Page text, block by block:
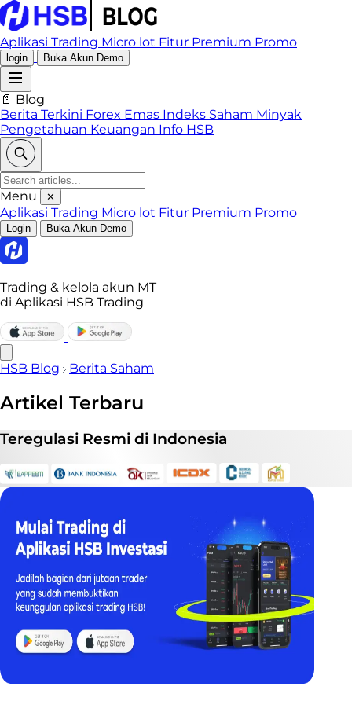
Aplikasi Trading Micro lot Fitur Premium Promo
login Buka Akun Demo
📄 Blog
Berita Terkini Forex Emas Indeks Saham Minyak
Pengetahuan Keuangan Info HSB
Menu ✕
Aplikasi Trading Micro lot Fitur Premium Promo
Login Buka Akun Demo
Trading & kelola akun MT
di Aplikasi HSB Trading
HSB Blog Berita Saham
Artikel Terbaru
Teregulasi Resmi di Indonesia